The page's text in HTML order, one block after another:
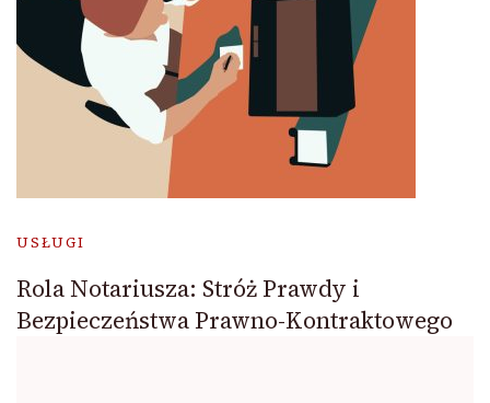
USŁUGI
Rola Notariusza: Stróż Prawdy i
Bezpieczeństwa Prawno-Kontraktowego